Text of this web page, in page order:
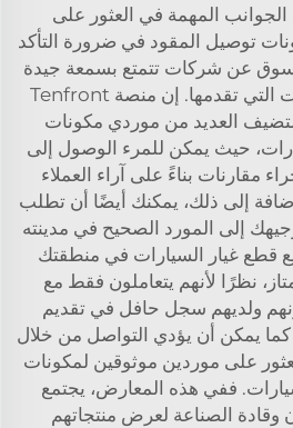
المهمة في العثور على
توصيل المقود في ضرورة التأكد
عن شركات تتمتع بسمعة جيدة
فيما يتعلق بنوع المنتجات التي تقدمها. إن منصة Tenfront
تستضيف العديد من موردي مكونات
حيث يمكن للمرء الوصول إلى
مقارنات بناءً على آراء العملاء
إلى ذلك، يمكنك أيضًا أن تطلب
إلى المورد الصحيح في مدينته
قطع غيار السيارات في منطقتك
نظرًا لأنهم يتعاملون فقط مع
ولديهم سجل حافل في تقديم
يمكن أن يؤدي التواصل من خلال
على موردين موثوقين لمكونات
ففي هذه المعارض، يجتمع
وقادة الصناعة لعرض منتجاتهم